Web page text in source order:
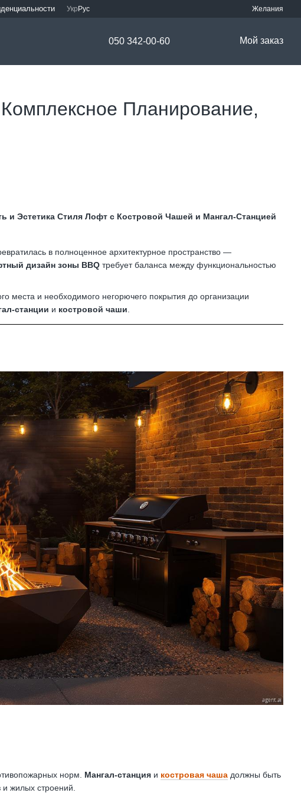
Укр Рус Желания
050 342-00-60 Мой заказ
Планирование,
Эстетика Стиля Лофт с Костровой Чашей и Мангал-Станцией
в полноценное архитектурное пространство —
дизайн зоны BBQ требует баланса между функциональностью
места и необходимого негорючего покрытия до организации
станции и костровой чаши
норм. Мангал-станция и костровая чаша должны быть
жилых строений.